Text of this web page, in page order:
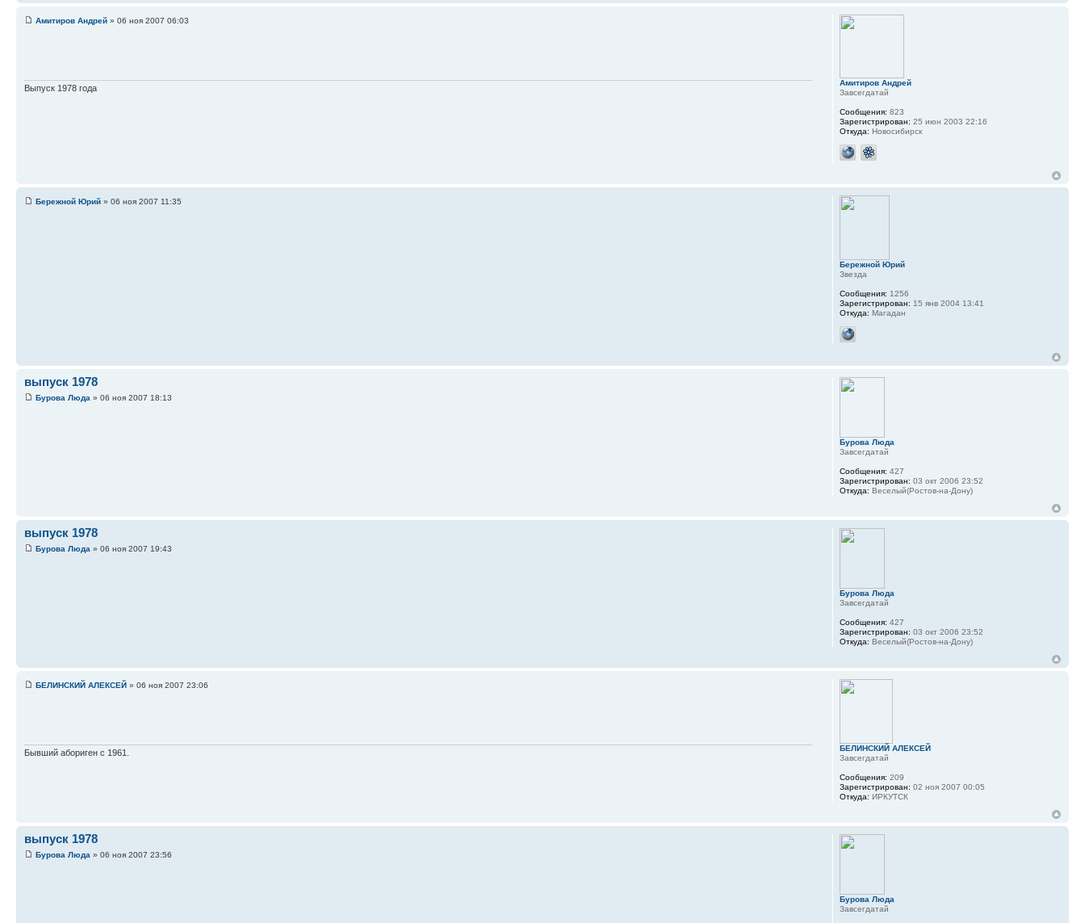
Амитиров Андрей » 06 ноя 2007 06:03
Выпуск 1978 года
Амитиров Андрей
Завсегдатай
Сообщения: 823
Зарегистрирован: 25 июн 2003 22:16
Откуда: Новосибирск
Бережной Юрий » 06 ноя 2007 11:35
Бережной Юрий
Звезда
Сообщения: 1256
Зарегистрирован: 15 янв 2004 13:41
Откуда: Магадан
выпуск 1978
Бурова Люда » 06 ноя 2007 18:13
Бурова Люда
Завсегдатай
Сообщения: 427
Зарегистрирован: 03 окт 2006 23:52
Откуда: Веселый(Ростов-на-Дону)
выпуск 1978
Бурова Люда » 06 ноя 2007 19:43
Бурова Люда
Завсегдатай
Сообщения: 427
Зарегистрирован: 03 окт 2006 23:52
Откуда: Веселый(Ростов-на-Дону)
БЕЛИНСКИЙ АЛЕКСЕЙ » 06 ноя 2007 23:06
Бывший абориген с 1961.
БЕЛИНСКИЙ АЛЕКСЕЙ
Завсегдатай
Сообщения: 209
Зарегистрирован: 02 ноя 2007 00:05
Откуда: ИРКУТСК
выпуск 1978
Бурова Люда » 06 ноя 2007 23:56
Бурова Люда
Завсегдатай